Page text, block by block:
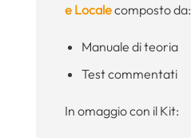
e Localecomposto da:
Manuale di teoria
Test commentati
In omaggio con il Kit: